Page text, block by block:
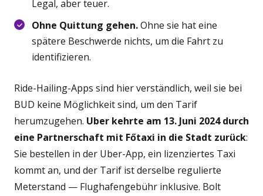
Legal, aber teuer.
Ohne Quittung gehen.Ohne sie hat eine
spätere Beschwerde nichts, um die Fahrt zu
identifizieren.
Ride-Hailing-Apps sind hier verständlich, weil sie bei
BUD keine Möglichkeit sind, um den Tarif
herumzugehen. Uber kehrte am 13. Juni 2024 durch
eine Partnerschaft mit Főtaxi in die Stadt zurück:
Sie bestellen in der Uber-App, ein lizenziertes Taxi
kommt an, und der Tarif ist derselbe regulierte
Meterstand — Flughafengebühr inklusive. Bolt